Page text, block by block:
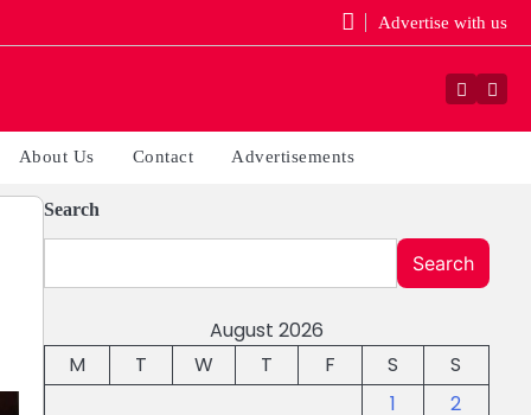
Advertise with us
About Us Contact Advertisements
Search
Search
August 2026
M
T W T F S
S
1
2